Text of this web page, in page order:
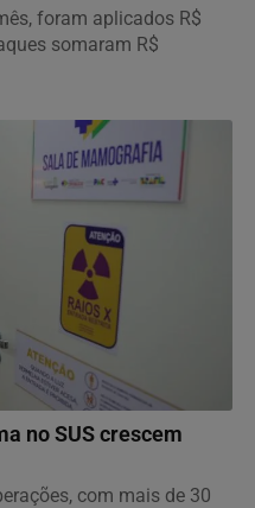
foram aplicados R$
somaram R$
no SUS crescem
com mais de 30